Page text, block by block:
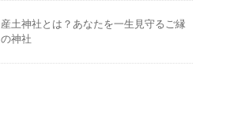
産土神社とは？あなたを一生見守るご縁
の神社